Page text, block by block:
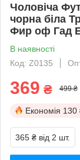
Чоловіча
чорна біла
Фир оф Гад
В наявності
Код: Z0135
369 ₴ 499 ₴
Економія 130
365 ₴ від 2 шт.